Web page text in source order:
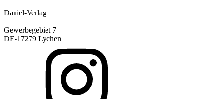
Daniel-Verlag
Gewerbegebiet 7
DE-17279 Lychen